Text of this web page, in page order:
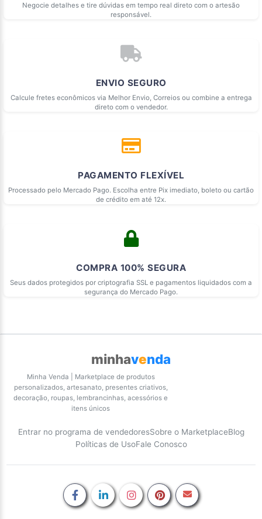
Negocie detalhes e tire dúvidas em tempo real direto com o artesão
responsável.
ENVIO SEGURO
Calcule fretes econômicos via Melhor Envio, Correios ou combine a entrega
direto com o vendedor.
PAGAMENTO FLEXÍVEL
Processado pelo Mercado Pago. Escolha entre Pix imediato, boleto ou cartão
de crédito em até 12x.
COMPRA 100% SEGURA
Seus dados protegidos por criptografia SSL e pagamentos liquidados com a
segurança do Mercado Pago.
minhavenda
Minha Venda | Marketplace de produtos
personalizados, artesanato, presentes criativos,
decoração, roupas, lembrancinhas, acessórios e
itens únicos
Entrar no programa de vendedoresSobre o MarketplaceBlog
Políticas de UsoFale Conosco